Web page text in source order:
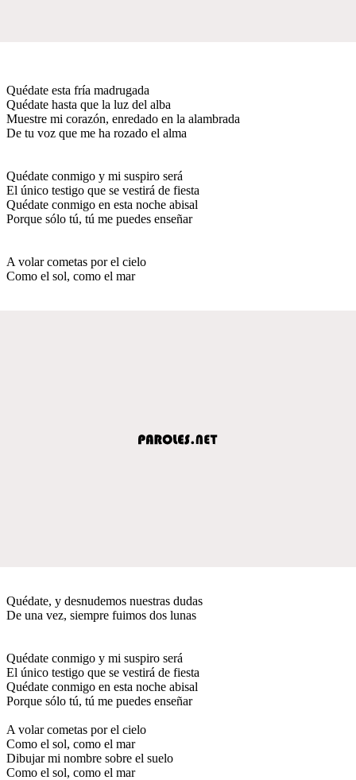
Quédate esta fría madrugada
Quédate hasta que la luz del alba
Muestre mi corazón, enredado en la alambrada
De tu voz que me ha rozado el alma
Quédate conmigo y mi suspiro será
El único testigo que se vestirá de fiesta
Quédate conmigo en esta noche abisal
Porque sólo tú, tú me puedes enseñar
A volar cometas por el cielo
Como el sol, como el mar
Quédate, y desnudemos nuestras dudas
De una vez, siempre fuimos dos lunas
Quédate conmigo y mi suspiro será
El único testigo que se vestirá de fiesta
Quédate conmigo en esta noche abisal
Porque sólo tú, tú me puedes enseñar
A volar cometas por el cielo
Como el sol, como el mar
Dibujar mi nombre sobre el suelo
Como el sol, como el mar